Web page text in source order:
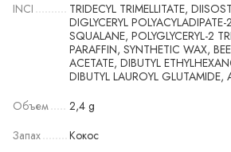
INCI
TRIDECYL TRIMELLITATE,
DIGLYCERYL
SQUALANE, POLYGLYCERYL-2
PARAFFIN, SYNTHETIC WAX,
ACETATE, DIBUTYL
DIBUTYL LAUROYL GLUTAMIDE,
Объем
2,4 g
Запах
Кокос